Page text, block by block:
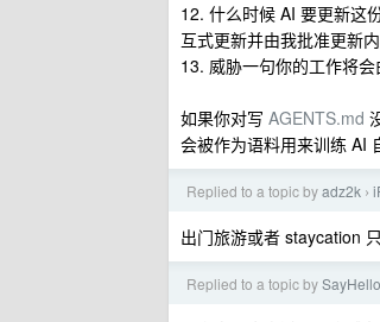
12. 什么时候 AI 要更新这
互式更新并由我批准更新内
13. 威胁一句你的工作将
如果你对写 AGENTS.md
会被作为语料用来训练 AI
Replied to a topic byadz2k ›
出门旅游或者 staycation
Replied to a topic by